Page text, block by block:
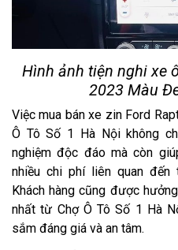
Hình ảnh tiện nghi xe
2023 Màu
Việc mua bán xe zin Ford
Ô Tô Số 1 Hà Nội không
nghiệm độc đáo mà còn
nhiều chi phí liên quan đến
Khách hàng cũng được
nhất từ Chợ Ô Tô Số 1 Hà
sắm đáng giá và an tâm.